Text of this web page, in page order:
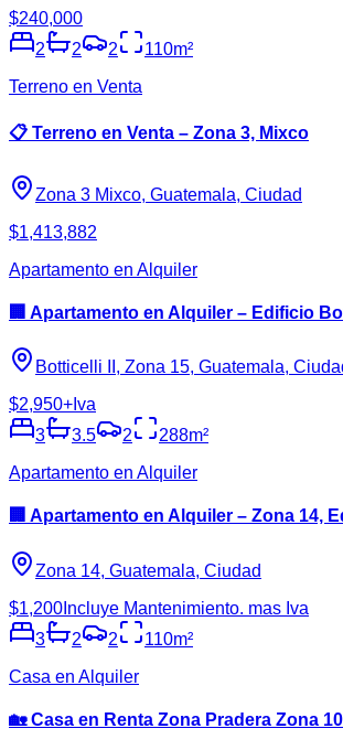
$240,000
2
2 2 110m²
Terreno en Venta
📋 Terreno en Venta – Zona 3, Mixco
Zona 3 Mixco, Guatemala, Ciudad
$1,413,882
Apartamento en Alquiler
🏢 Apartamento en Alquiler – Edificio
Botticelli II, Zona 15, Guatemala,
$2,950+Iva
3
3.5 2 288m²
Apartamento en Alquiler
🏢 Apartamento en Alquiler – Zona 14,
Zona 14, Guatemala, Ciudad
$1,200 Incluye Mantenimiento. mas Iva
3
2 2 110m²
Casa en Alquiler
🏡 Casa en Renta Zona Pradera Zona